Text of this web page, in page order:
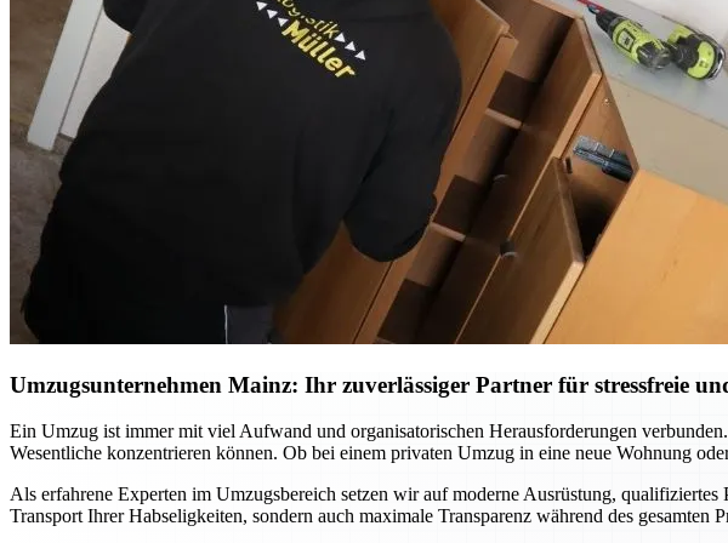
Umzugsunternehmen Mainz: Ihr zuverlässiger Partner für stressfreie
Ein Umzug ist immer mit viel Aufwand und organisatorischen Herausforderungen
Wesentliche konzentrieren können. Ob bei einem privaten Umzug in eine neue Wohnung
Als erfahrene Experten im Umzugsbereich setzen wir auf moderne Ausrüstung,
Transport Ihrer Habseligkeiten, sondern auch maximale Transparenz während des